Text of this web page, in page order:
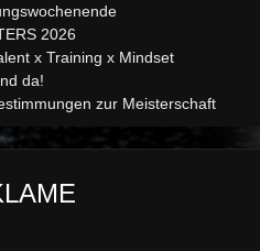
2026
x Training x Mindset
da!
zur Meisterschaft